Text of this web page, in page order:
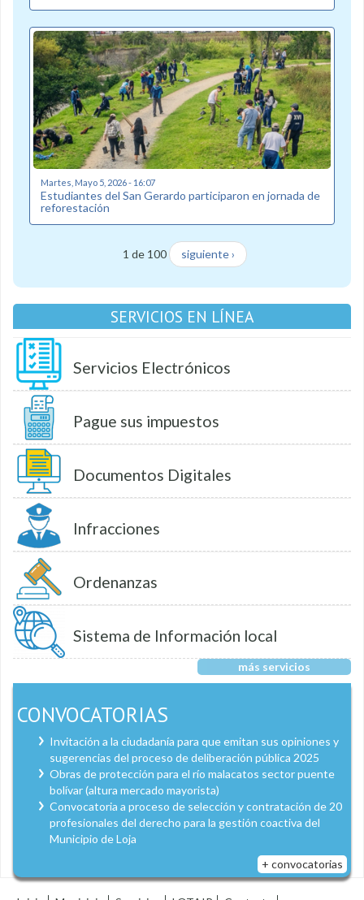
Martes, Mayo 5, 2026 - 16:07
Estudiantes del San Gerardo participaron en jornada de
reforestación
1 de 100 siguiente ›
SERVICIOS EN LÍNEA
Servicios Electrónicos
Pague sus impuestos
Documentos Digitales
Infracciones
Ordenanzas
Sistema de Información local
más servicios
CONVOCATORIAS
Invitación a la ciudadanía para que emitan sus opiniones y
sugerencias del proceso de deliberación pública 2025
Obras de protección para el río malacatos sector puente
bolívar (altura mercado mayorista)
Convocatoria a proceso de selección y contratación de 20
profesionales del derecho para la gestión coactiva del
Municipio de Loja
+ convocatorias